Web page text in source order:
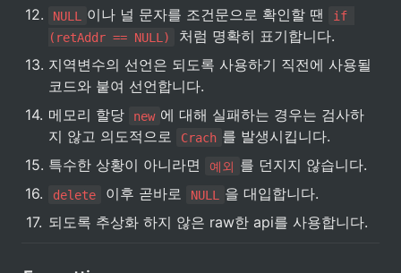
12. NULL 이나 널 문자를 조건문으로 확인할 땐
if
(retAddr == NULL)
처럼 명확히 표기합니다.
13. 지역변수의 선언은 되도록 사용하기 직전에 사용될
코드와 붙여 선언합니다.
14. 메모리 할당 new 에 대해 실패하는 경우는 검사하
지 않고 의도적으로
Crach 를 발생시킵니다.
15. 특수한 상황이 아니라면 예외 를 던지지 않습니다.
16. delete 이후 곧바로 NULL
을 대입합니다.
17. 되도록 추상화 하지 않은 raw한 api를 사용합니다.